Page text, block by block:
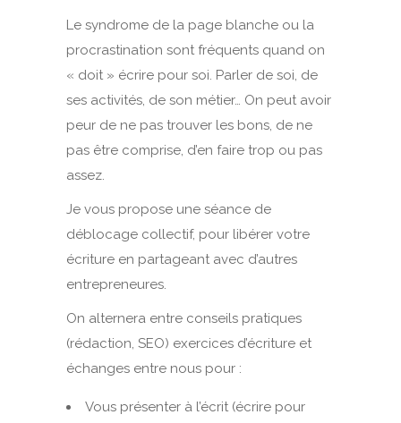
Le syndrome de la page blanche ou la
procrastination sont fréquents quand on
« doit » écrire pour soi. Parler de soi, de
ses activités, de son métier… On peut avoir
peur de ne pas trouver les bons, de ne
pas être comprise, d’en faire trop ou pas
assez.
Je vous propose une séance de
déblocage collectif, pour libérer votre
écriture en partageant avec d’autres
entrepreneures.
On alternera entre conseils pratiques
(rédaction, SEO) exercices d’écriture et
échanges entre nous pour :
Vous présenter à l’écrit (écrire pour